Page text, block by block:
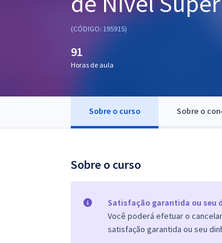
Questões grátis
(CÓDIGO: 195915)
91
Horas de aula
Sobre o curso Sobre o
Sobre o curso
Satisfação garantida ou seu
Você poderá efetuar o
satisfação garantida ou seu